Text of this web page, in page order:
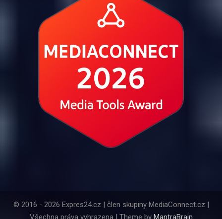
© 2016 - 2026 Expres24.cz | člen skupiny MediaConnect.cz |